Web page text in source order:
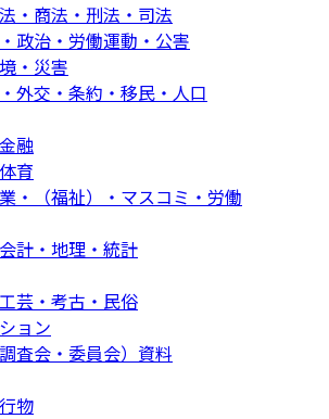
・商法・刑法・司法
政治・労働運動・公害
・災害
外交・条約・移民・人口
融
育
・（福祉）・マスコミ・労働
計・地理・統計
芸・考古・民俗
ョン
査会・委員会）資料
物